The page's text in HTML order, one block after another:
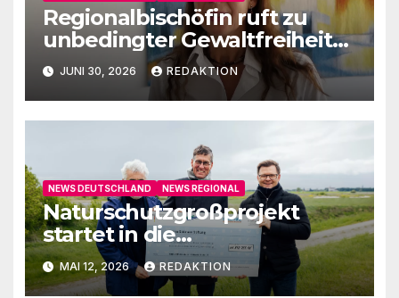
Regionalbischöfin ruft zu
unbedingter Gewaltfreiheit
aufJUNI 30, 2026 REDAKTION
NEWS DEUTSCHLAND NEWS REGIONAL
Naturschutzgroßprojekt
startet in die
Umsetzungsphase
MAI 12, 2026 REDAKTION